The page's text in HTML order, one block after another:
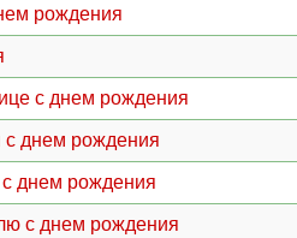
рождения
с днем рождения
с днем рождения
днем рождения
с днем рождения